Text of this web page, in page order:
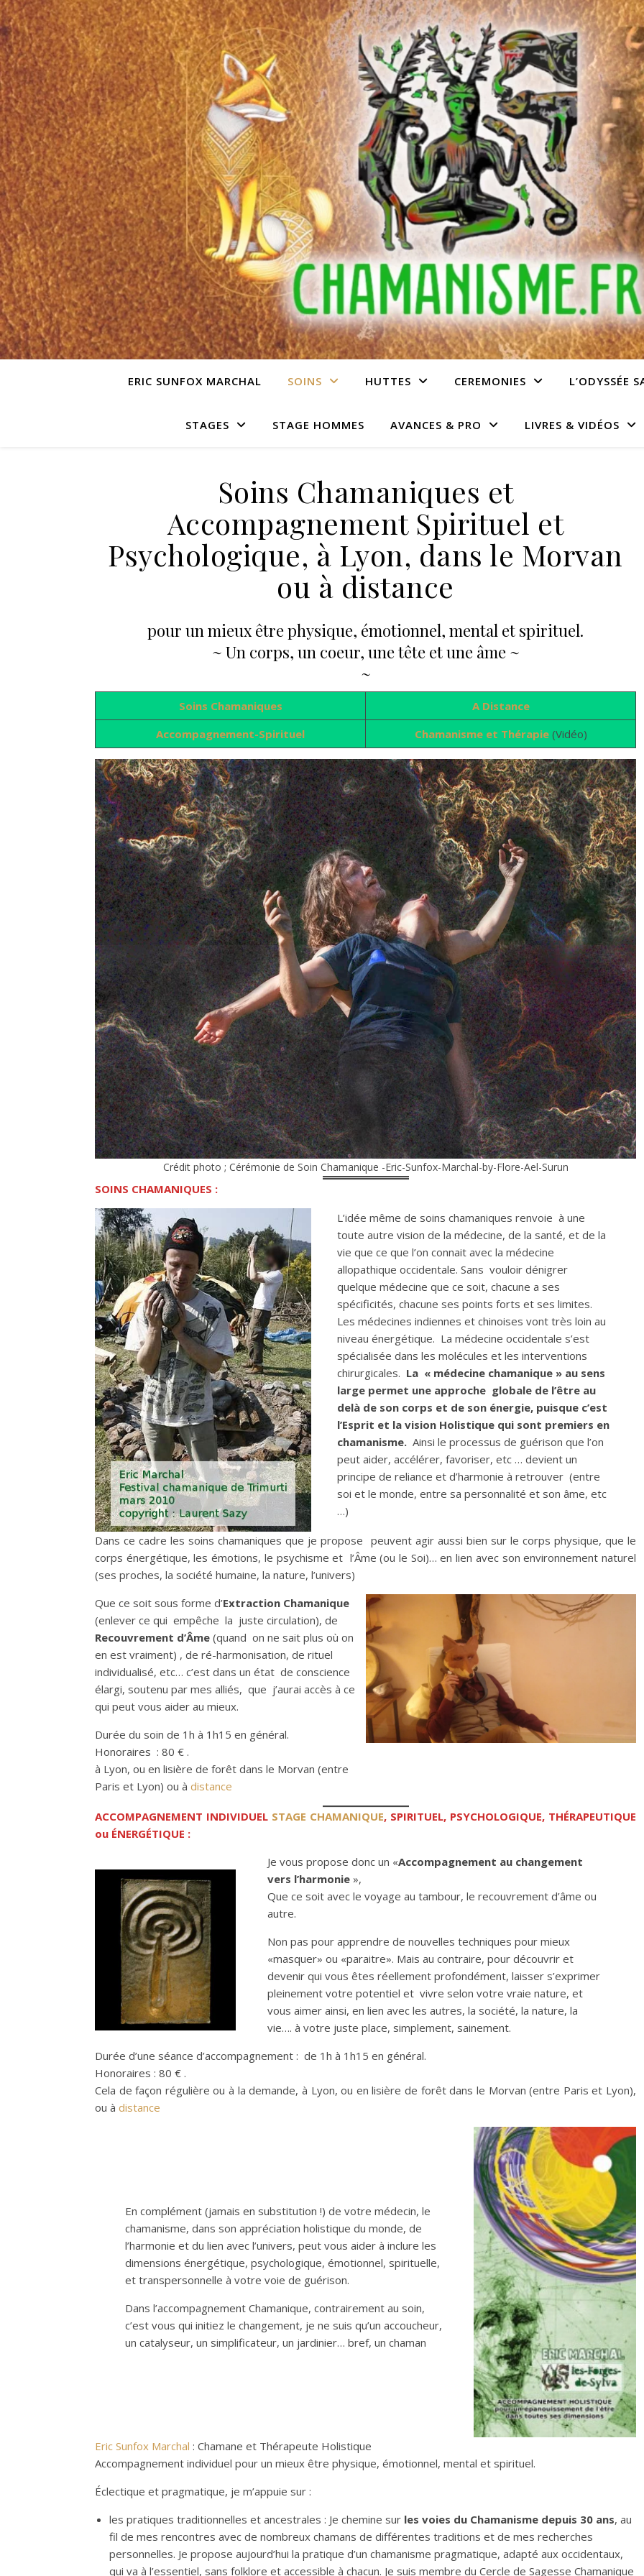
ERIC SUNFOX MARCHAL SOINS HUTTES CEREMONIES L’ODYSSÉE
STAGES STAGE HOMMES AVANCES & PRO LIVRES & VIDÉOS
Soins Chamaniques et
Accompagnement Spirituel et
Psychologique, à Lyon, dans le Morvan
ou à distance
pour un mieux être physique, émotionnel, mental et spirituel.
~ Un corps, un coeur, une tête et une âme ~
~
Soins Chamaniques
A Distance
Accompagnement-Spirituel
Chamanisme et Thérapie(Vidéo)
Crédit photo ; Cérémonie de Soin Chamanique -Eric-Sunfox-Marchal-by-Flore-Ael-Surun
SOINS CHAMANIQUES :
L’idée même de soins chamaniques renvoie à une
toute autre vision de la médecine, de la santé, et de la
vie que ce que l’on connait avec la médecine
allopathique occidentale. Sans vouloir dénigrer
quelque médecine que ce soit, chacune a ses
spécificités, chacune ses points forts et ses limites.
Les médecines indiennes et chinoises vont très loin au
niveau énergétique. La médecine occidentale s’est
spécialisée dans les molécules et les interventions
chirurgicales. La « médecine chamanique » au sens
large permet une approche globale de l’être au
delà de son corps et de son énergie, puisque c’est
l’Esprit et la vision Holistique qui sont premiers en
chamanisme. Ainsi le processus de guérison que l’on
peut aider, accélérer, favoriser, etc … devient un
principe de reliance et d’harmonie à retrouver (entre
soi et le monde, entre sa personnalité et son âme, etc
…)
Dans ce cadre les soins chamaniques que je propose peuvent agir aussi bien sur le corps physique, que le
corps énergétique, les émotions, le psychisme et l’Âme (ou le Soi)… en lien avec son environnement naturel
(ses proches, la société humaine, la nature, l’univers)
Que ce soit sous forme d’Extraction Chamanique
(enlever ce qui empêche la juste circulation), de
Recouvrement d’Âme (quand on ne sait plus où on
en est vraiment) , de ré-harmonisation, de rituel
individualisé, etc… c’est dans un état de conscience
élargi, soutenu par mes alliés, que j’aurai accès à ce
qui peut vous aider au mieux.
Durée du soin de 1h à 1h15 en général.
Honoraires : 80 € .
à Lyon, ou en lisière de forêt dans le Morvan (entre
Paris et Lyon) ou à distance
ACCOMPAGNEMENT INDIVIDUEL STAGE CHAMANIQUE, SPIRITUEL, PSYCHOLOGIQUE, THÉRAPEUTIQUE
ou ÉNERGÉTIQUE :
Je vous propose donc un «Accompagnement au changement
vers l’harmonie »,
Que ce soit avec le voyage au tambour, le recouvrement d’âme ou
autre.
Non pas pour apprendre de nouvelles techniques pour mieux
«masquer» ou «paraitre». Mais au contraire, pour découvrir et
devenir qui vous êtes réellement profondément, laisser s’exprimer
pleinement votre potentiel et vivre selon votre vraie nature, et
vous aimer ainsi, en lien avec les autres, la société, la nature, la
vie…. à votre juste place, simplement, sainement.
Durée d’une séance d’accompagnement : de 1h à 1h15 en général.
Honoraires : 80 € .
Cela de façon régulière ou à la demande, à Lyon, ou en lisière de forêt dans le Morvan (entre Paris et Lyon),
ou à distance
En complément (jamais en substitution !) de votre médecin, le
chamanisme, dans son appréciation holistique du monde, de
l’harmonie et du lien avec l’univers, peut vous aider à inclure les
dimensions énergétique, psychologique, émotionnel, spirituelle,
et transpersonnelle à votre voie de guérison.
Dans l’accompagnement Chamanique, contrairement au soin,
c’est vous qui initiez le changement, je ne suis qu’un accoucheur,
un catalyseur, un simplificateur, un jardinier… bref, un chaman
Eric Sunfox Marchal : Chamane et Thérapeute Holistique
Accompagnement individuel pour un mieux être physique, émotionnel, mental et spirituel.
Éclectique et pragmatique, je m’appuie sur :
les pratiques traditionnelles et ancestrales : Je chemine sur les voies du Chamanisme depuis 30 ans, au
fil de mes rencontres avec de nombreux chamans de différentes traditions et de mes recherches
personnelles. Je propose aujourd’hui la pratique d’un chamanisme pragmatique, adapté aux occidentaux,
qui va à l’essentiel, sans folklore et accessible à chacun. Je suis membre du Cercle de Sagesse Chamanique
Supervision pour les accompagnants -
nouvelle formule
prochaine Hutte de Sudation : 22 août
dans le Morvan (entre Paris et Lyon)